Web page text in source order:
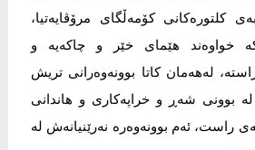
كلتورەكانی كۆمەڵگای مرۆڤایەتیا،
خواوەند هێمای خێر و چاكەیە و
لەهەمان كاتا بوونەوەرانی تریش
بوونی شەڕ و خراپەكاری و هاندانی
راست، ئەم بوونەوەرە نەرێنیانەش لە